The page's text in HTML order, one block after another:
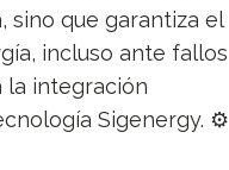
sino que garantiza el
incluso ante fallos
la integración
Sigenergy. ⚙️